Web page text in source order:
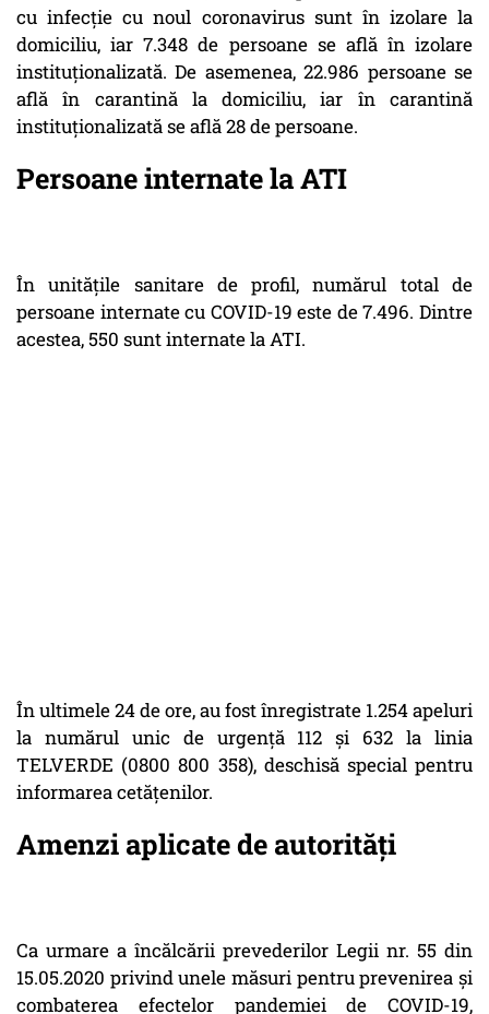
cu infecție cu noul coronavirus sunt în izolare la
domiciliu, iar 7.348 de persoane se află în izolare
instituționalizată. De asemenea, 22.986 persoane se
află în carantină la domiciliu, iar în carantină
instituționalizată se află 28 de persoane.
Persoane internate la ATI
În unitățile sanitare de profil, numărul total de
persoane internate cu COVID-19 este de 7.496. Dintre
acestea, 550 sunt internate la ATI.
În ultimele 24 de ore, au fost înregistrate 1.254 apeluri
la numărul unic de urgență 112 și 632 la linia
TELVERDE (0800 800 358), deschisă special pentru
informarea cetățenilor.
Amenzi aplicate de autorități
Ca urmare a încălcării prevederilor Legii nr. 55 din
15.05.2020 privind unele măsuri pentru prevenirea și
combaterea efectelor pandemiei de COVID-19,